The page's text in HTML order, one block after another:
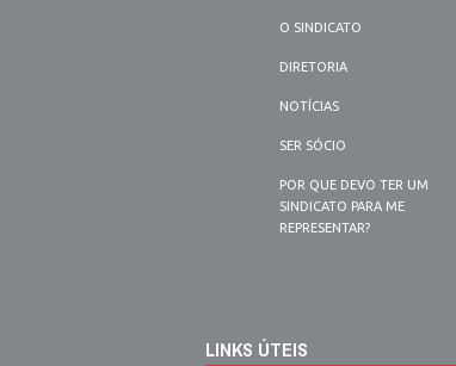
O SINDICATO
DIRETORIA
NOTÍCIAS
SER SÓCIO
POR QUE DEVO TER UM
SINDICATO PARA ME
REPRESENTAR?
LINKS ÚTEIS